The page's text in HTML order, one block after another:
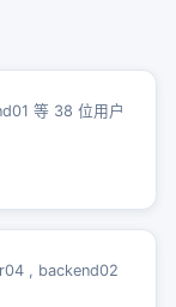
等 38 位用户
, backend02